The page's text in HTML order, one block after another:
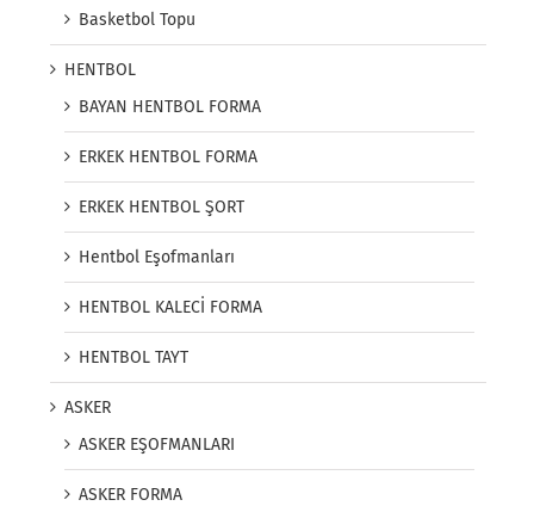
Basketbol Topu
HENTBOL
BAYAN HENTBOL FORMA
ERKEK HENTBOL FORMA
ERKEK HENTBOL ŞORT
Hentbol Eşofmanları
HENTBOL KALECİ FORMA
HENTBOL TAYT
ASKER
ASKER EŞOFMANLARI
ASKER FORMA